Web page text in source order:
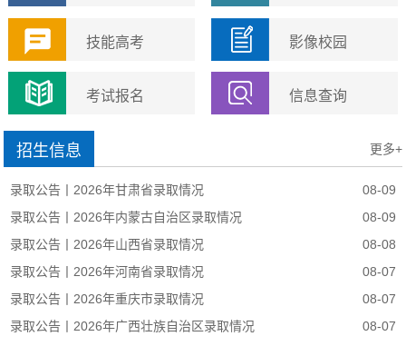
技能高考 影像校园
考试报名 信息查询
招生信息 更多+
录取公告丨2026年甘肃省录取情况
08-09
录取公告丨2026年内蒙古自治区录取情况
08-09
录取公告丨2026年山西省录取情况
08-08
录取公告丨2026年河南省录取情况
08-07
录取公告丨2026年重庆市录取情况
08-07
录取公告丨2026年广西壮族自治区录取情况
08-07